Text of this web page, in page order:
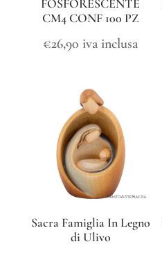
FOSFORESCENTE
CM4 CONF 100 PZ
€26,90 iva inclusa
Sacra Famiglia In Legno
di Ulivo